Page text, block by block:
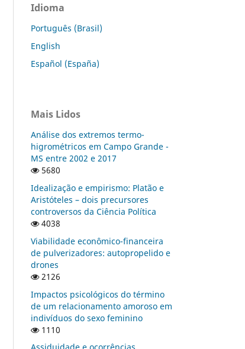
Idioma
Português (Brasil)
English
Español (España)
Mais Lidos
Análise dos extremos termo-
higrométricos em Campo Grande -
MS entre 2002 e 2017
5680
Idealização e empirismo: Platão e
Aristóteles – dois precursores
controversos da Ciência Política
4038
Viabilidade econômico-financeira
de pulverizadores: autopropelido e
drones
2126
Impactos psicológicos do término
de um relacionamento amoroso em
indivíduos do sexo feminino
1110